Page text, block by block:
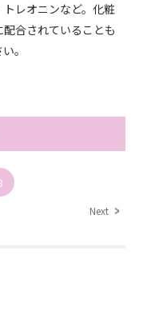
レオニンなど。化粧
合されていることも
。
Next